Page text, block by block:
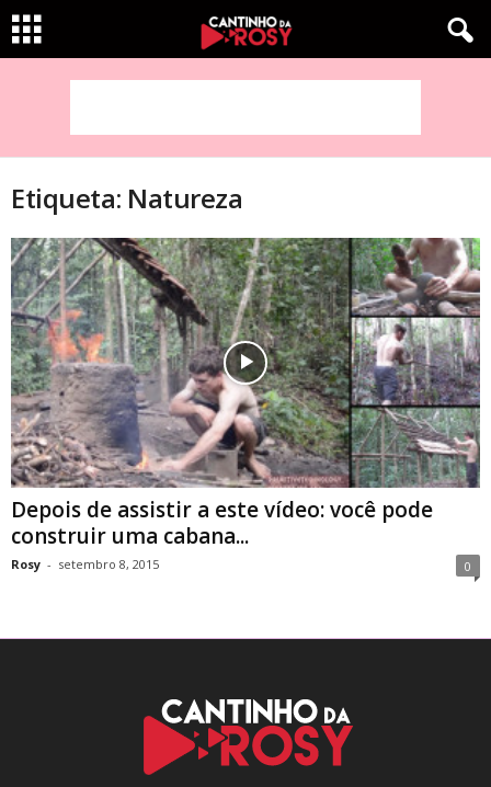
Etiqueta: Natureza
Depois de assistir a este vídeo: você pode
construir uma cabana...
Rosy - setembro 8, 2015 0